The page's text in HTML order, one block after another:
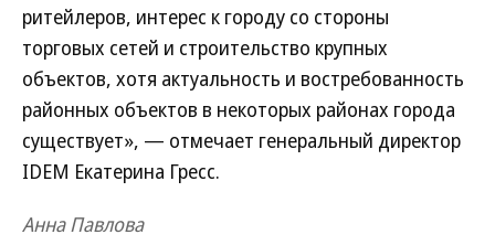
ритейлеров, интерес к городу со стороны
торговых сетей и строительство крупных
объектов, хотя актуальность и востребованность
районных объектов в некоторых районах города
существует», — отмечает генеральный директор
IDEM Екатерина Гресс.
Анна Павлова